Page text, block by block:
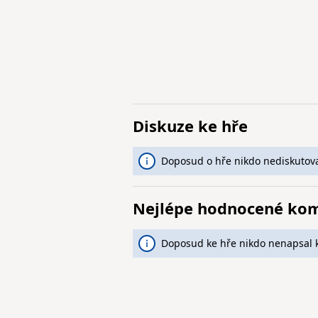
Diskuze ke hře
Doposud o hře nikdo
Nejlépe hodnocené
Doposud ke hře nikdo nenapsal